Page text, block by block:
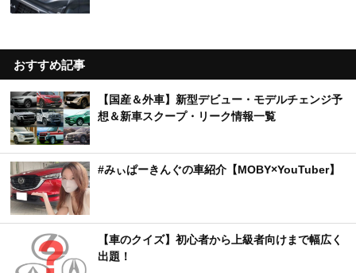
おすすめ記事
【国産＆外車】新型デビュー・モデルチェンジ予
想＆新車スクープ・リーク情報一覧
#みぃぱーきんぐの車紹介【MOBY×YouTuber】
【車のクイズ】初心者から上級者向けまで幅広く
出題！